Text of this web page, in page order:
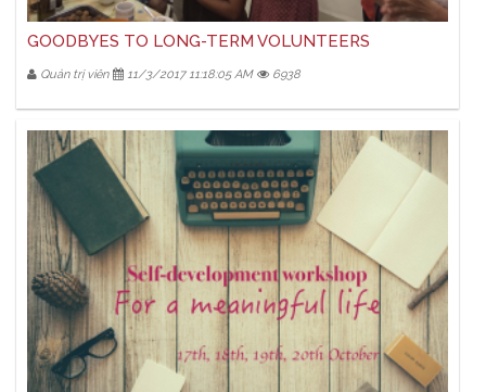
GOODBYES TO LONG-TERM VOLUNTEERS
Quản trị viên 11/3/2017 11:18:05 AM 6938